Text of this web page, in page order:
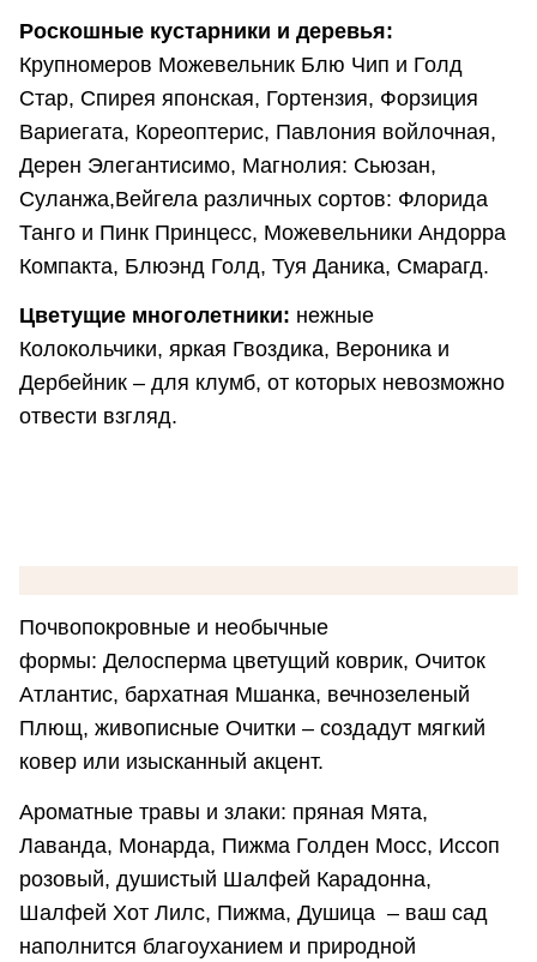
Роскошные кустарники и деревья:
Крупномеров Можевельник Блю Чип и Голд
Стар, Спирея японская, Гортензия, Форзиция
Вариегата, Кореоптерис, Павлония войлочная,
Дерен Элегантисимо, Магнолия: Сьюзан,
Суланжа,Вейгела различных сортов: Флорида
Танго и Пинк Принцесс, Можевельники Андорра
Компакта, Блюэнд Голд, Туя Даника, Смарагд.
Цветущие многолетники: нежные
Колокольчики, яркая Гвоздика, Вероника и
Дербейник – для клумб, от которых невозможно
отвести взгляд.
Почвопокровные и необычные
формы: Делосперма цветущий коврик, Очиток
Атлантис, бархатная Мшанка, вечнозеленый
Плющ, живописные Очитки – создадут мягкий
ковер или изысканный акцент.
Ароматные травы и злаки: пряная Мята,
Лаванда, Монарда, Пижма Голден Мосс, Иссоп
розовый, душистый Шалфей Карадонна,
Шалфей Хот Лилс, Пижма, Душица – ваш сад
наполнится благоуханием и природной